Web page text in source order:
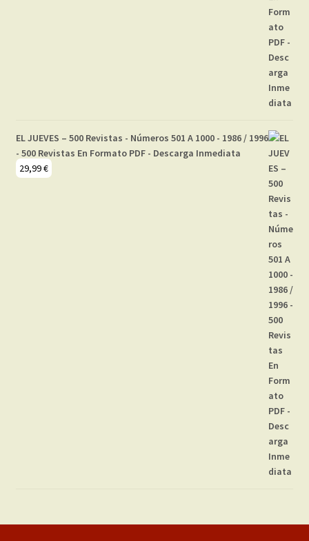
EL JUEVES – 500 Revistas - Números 501 A 1000 - 1986 / 1996
- 500 Revistas En Formato PDF - Descarga Inmediata
29,99€